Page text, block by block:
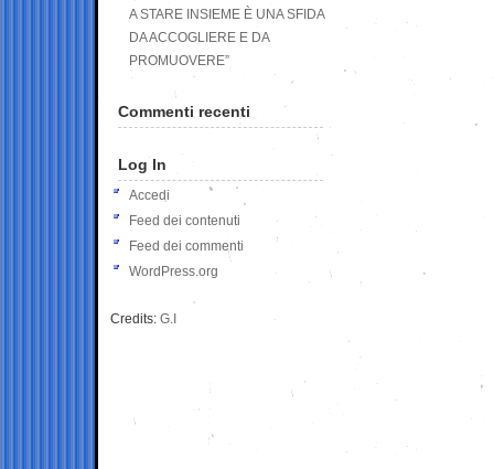
A STARE INSIEME È UNA SFIDA
DA ACCOGLIERE E DA
PROMUOVERE”
Commenti recenti
Log In
Accedi
Feed dei contenuti
Feed dei commenti
WordPress.org
Credits: G.I